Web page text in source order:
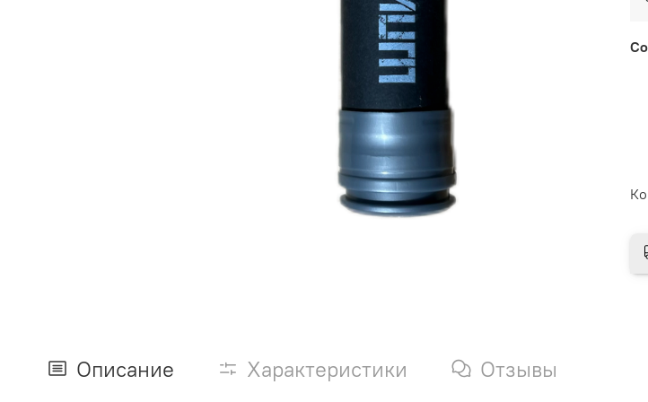
Описание Характеристики Отзывы